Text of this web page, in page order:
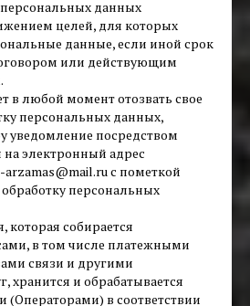
персональных данных
целей, для которых
данные, если иной срок
или действующим
в любой момент отозвать свое
персональных данных,
уведомление посредством
электронный адрес
с пометкой
персональных
которая собирается
в том числе платежными
связи и другими
хранится и обрабатывается
в соответствии